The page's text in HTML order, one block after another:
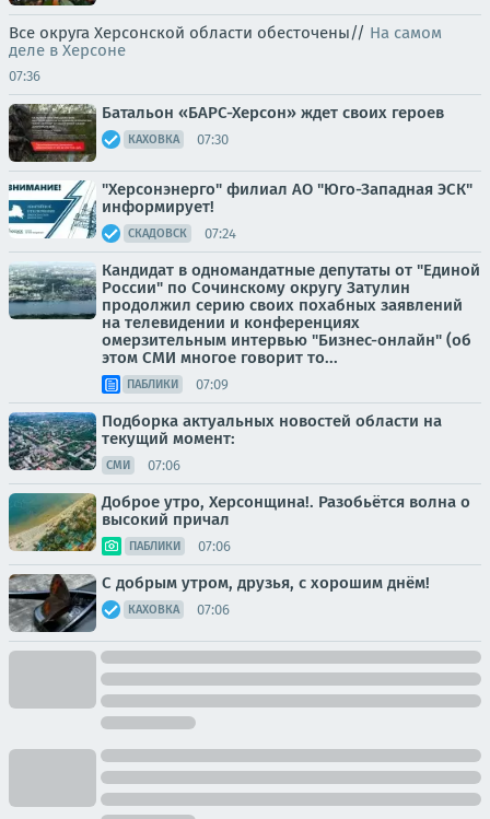
Все округа Херсонской области обесточены// На самом
деле в Херсоне
07:36
Батальон «БАРС-Херсон» ждет своих героев
КАХОВКА 07:30
"Херсонэнерго" филиал АО "Юго-Западная ЭСК"
информирует!
СКАДОВСК 07:24
Кандидат в одномандатные депутаты от "Единой
России" по Сочинскому округу Затулин
продолжил серию своих похабных заявлений
на телевидении и конференциях
омерзительным интервью "Бизнес-онлайн" (об
этом СМИ многое говорит то...
ПАБЛИКИ 07:09
Подборка актуальных новостей области на
текущий момент:
СМИ 07:06
Доброе утро, Херсонщина!. Разобьётся волна о
высокий причал
ПАБЛИКИ 07:06
С добрым утром, друзья, с хорошим днём!
КАХОВКА 07:06